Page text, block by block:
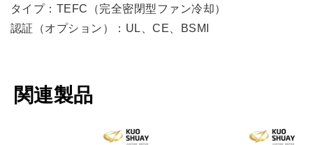
タイプ：TEFC（完全密閉型ファン冷却）
認証（オプション）：UL、CE、BSMI
関連製品